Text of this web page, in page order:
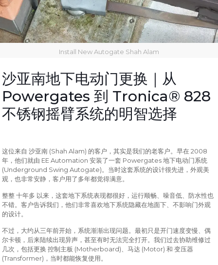
Install New Autogate Shah Alam
沙亚南地下电动门更换｜从
Powergates到 Tronica® 828
不锈钢摇臂系统的明智选择
这位来自 沙亚南 (Shah Alam) 的客户，其实是我们的老客户。早在2008
年，他们就由 EE Automation安装了一套 Powergates地下电动门系统
(Underground Swing Autogate)。当时这套系统的设计很先进，外观美
观，也非常安静，客户用了多年都觉得满意。
整整 十年多 以来，这套地下系统表现都很好，运行顺畅、噪音低、防水性也
不错。客户告诉我们，他们非常喜欢地下系统隐藏在地面下、不影响门外观
的设计。
不过，大约从三年前开始，系统渐渐出现问题。最初只是开门速度变慢、偶
尔卡顿，后来陆续出现异声，甚至有时无法完全打开。我们过去协助维修过
几次，包括更换 控制主板 (Motherboard)、马达 (Motor)和 变压器
(Transformer) ，当时都能恢复使用。